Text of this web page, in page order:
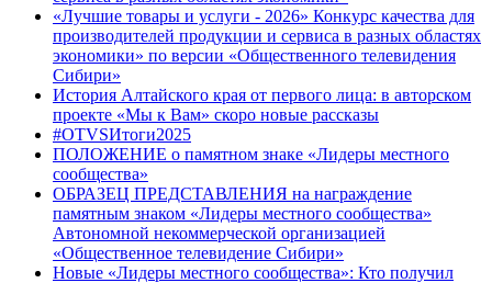
«Лучшие товары и услуги - 2026» Конкурс качества для
производителей продукции и сервиса в разных областях
экономики» по версии «Общественного телевидения
Сибири»
История Алтайского края от первого лица: в авторском
проекте «Мы к Вам» скоро новые рассказы
#OTVSИтоги2025
ПОЛОЖЕНИЕ о памятном знаке «Лидеры местного
сообщества»
ОБРАЗЕЦ ПРЕДСТАВЛЕНИЯ на награждение
памятным знаком «Лидеры местного сообщества»
Автономной некоммерческой организацией
«Общественное телевидение Сибири»
Новые «Лидеры местного сообщества»: Кто получил